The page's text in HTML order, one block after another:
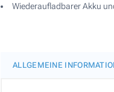
Wiederaufladbarer Akku
ALLGEMEINE